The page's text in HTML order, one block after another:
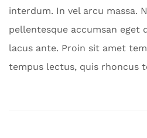
interdum. In vel arcu massa.
pellentesque accumsan eget
lacus ante. Proin sit amet
tempus lectus, quis rhoncus